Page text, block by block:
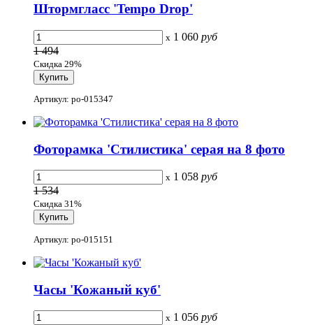
Штормгласс 'Tempo Drop'
x 1 060 руб
1 494
Скидка 29%
Артикул: po-015347
Фоторамка 'Стилистика' серая на 8 фото
x 1 058 руб
1 534
Скидка 31%
Артикул: po-015151
Часы 'Кожаный куб'
x 1 056 руб